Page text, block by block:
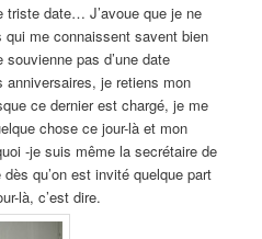
triste date… J’avoue que je ne
qui me connaissent savent bien
pas d’une date
je retiens mon
ce dernier est chargé, je me
chose ce jour-là et mon
-je suis même la secrétaire de
qu’on est invité quelque part
là, c’est dire.